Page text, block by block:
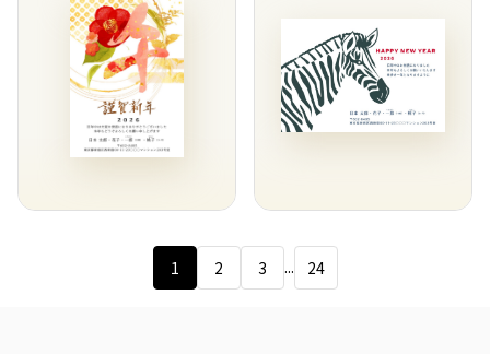
1 2 3 ... 24